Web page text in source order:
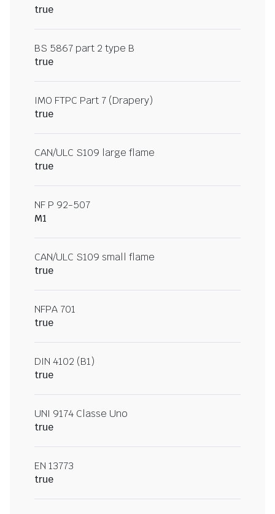
true
BS 5867 part 2 type B
true
IMO FTPC Part 7 (Drapery)
true
CAN/ULC S109 large flame
true
NF P 92-507
M1
CAN/ULC S109 small flame
true
NFPA 701
true
DIN 4102 (B1)
true
UNI 9174 Classe Uno
true
EN 13773
true